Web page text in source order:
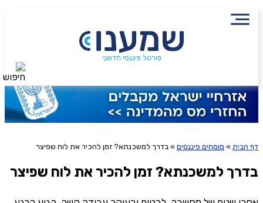
פורטל פיננסי חדשני
דף הבית » מומחים פיננסים » בדרך למשכנתא? זמן להכיר את לוח שפיצר
בדרך למשכנתא? זמן להכיר את לוח שפיצר
הירשמו לניוזלטר שמענו ותיהנו
אני מסכימ/ה לקבלת תוכן, דברי פרסומת או עדכונים
מהחברה או מצדדים שלישיים הדוא"ל, מסרונים או טלפון
חיפוש